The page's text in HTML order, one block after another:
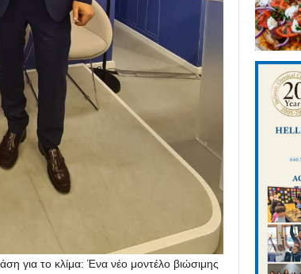
για το κλίμα: Ένα νέο μοντέλο βιώσιμης